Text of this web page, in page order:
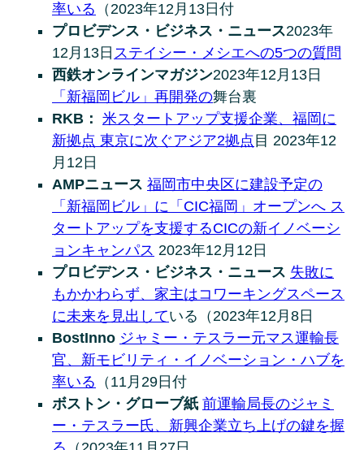
率いる （2023年12月13日付
プロビデンス・ビジネス・ニュース2023年
12月13日 ステイシー・メシエへの5つの質問
西鉄オンラインマガジン2023年12月13日
「新福岡ビル」再開発の舞台裏
RKB： 米スタートアップ支援企業、福岡に
新拠点 東京に次ぐアジア2拠点 目 2023年12
月12日
AMPニュース 福岡市中央区に建設予定の
「新福岡ビル」に「CIC福岡」オープンへ ス
タートアップを支援するCICの新イノベーシ
ョンキャンパス 2023年12月12日
プロビデンス・ビジネス・ニュース 失敗に
もかかわらず、家主はコワーキングスペース
に未来を見出している（2023年12月8日
BostInno ジャミー・テスラー元マス運輸長
官、新モビリティ・イノベーション・ハブを
率いる （11月29日付
ボストン・グローブ紙 前運輸局長のジャミ
ー・テスラー氏、新興企業立ち上げの鍵を握